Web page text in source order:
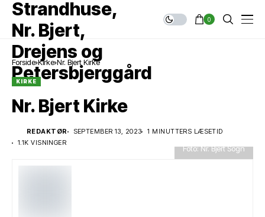
0
Forside Kirke Nr. Bjert Kirke
KIRKE
Nr. Bjert Kirke
REDAKTØR SEPTEMBER 13, 2023
1 MINUTTERS LÆSETID
1.1K VISNINGER
Foto: Nr. Bjert Sogn